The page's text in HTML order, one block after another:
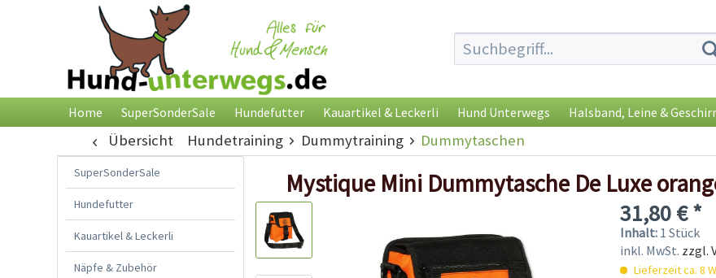
Home SuperSonderSale Hundefutter Kauartikel & Leckerli Hund Unterwegs Halsband, Leine & Geschirr
Übersicht Hundetraining Dummytraining Dummytaschen
SuperSonderSale
Hundefutter
Kauartikel & Leckerli
Näpfe & Zubehör
Mystique Mini Dummytasche De Luxe
31,80 € *
Inhalt: 1 Stück
inkl. MwSt. zzgl.
Lieferzeit ca. 8